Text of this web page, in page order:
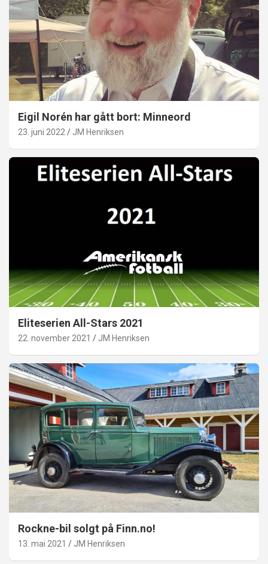
Eigil Norén har gått bort: Minneord
23. juni 2022 JM Henriksen
Eliteserien All-Stars 2021
22. november 2021 JM Henriksen
Rockne-bil solgt på Finn.no!
13. mai 2021 JM Henriksen